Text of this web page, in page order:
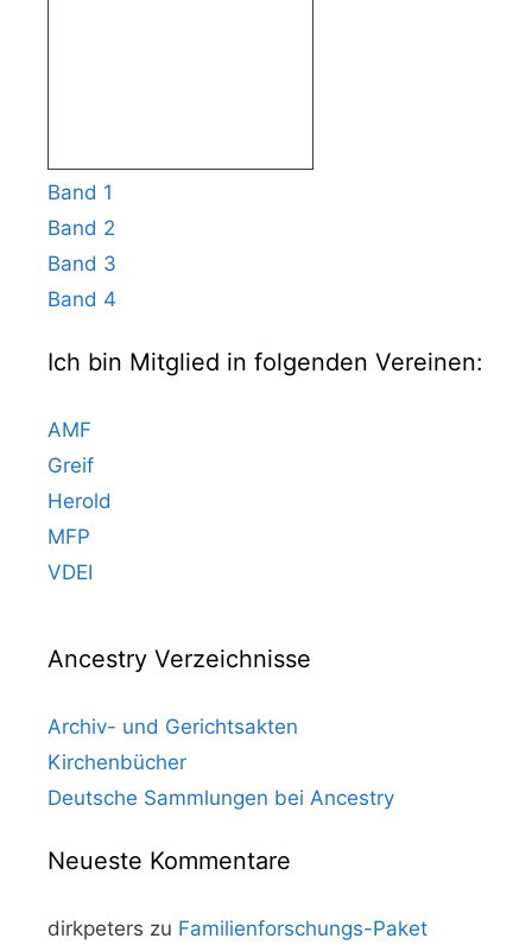
Band 1
Band 2
Band 3
Band 4
Ich bin Mitglied in folgenden Vereinen:
AMF
Greif
Herold
MFP
VDEI
Ancestry Verzeichnisse
Archiv- und Gerichtsakten
Kirchenbücher
Deutsche Sammlungen bei Ancestry
Neueste Kommentare
dirkpeters zu Familienforschungs-Paket